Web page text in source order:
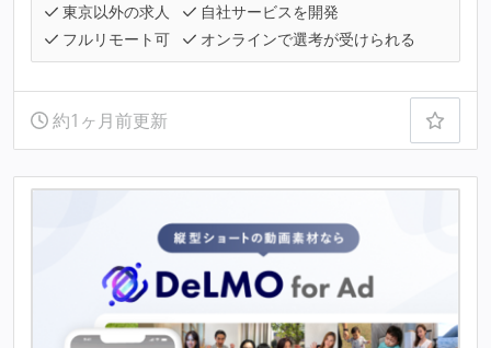
東京以外の求人
自社サービスを開発
フルリモート可
オンラインで選考が受けられる
約1ヶ月前更新